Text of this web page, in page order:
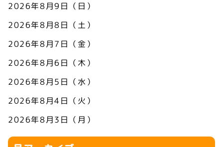
2026年8月9日（日）
2026年8月8日（土）
2026年8月7日（金）
2026年8月6日（木）
2026年8月5日（水）
2026年8月4日（火）
2026年8月3日（月）